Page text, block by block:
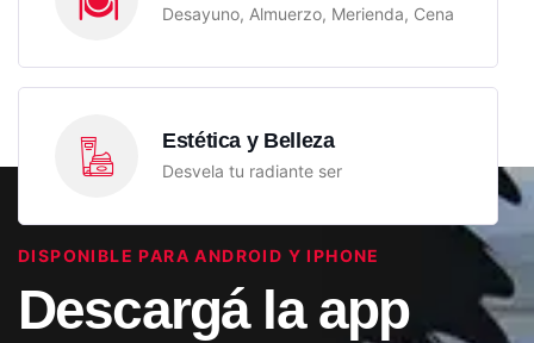
Desayuno, Almuerzo, Merienda, Cena
Estética y Belleza
Desvela tu radiante ser
DISPONIBLE PARA ANDROID Y IPHONE
Descargá la app